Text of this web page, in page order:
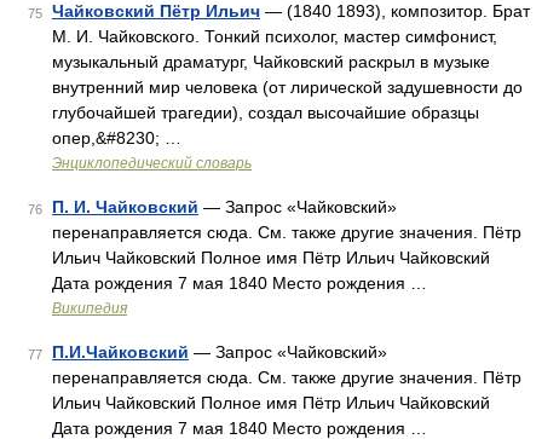
75 Чайковский Пётр Ильич — (1840 1893), композитор. Брат
М. И. Чайковского. Тонкий психолог, мастер симфонист,
музыкальный драматург, Чайковский раскрыл в музыке
внутренний мир человека (от лирической задушевности до
глубочайшей трагедии), создал высочайшие образцы
опер,&#8230; …
Энциклопедический словарь
76 П. И. Чайковский — Запрос «Чайковский»
перенаправляется сюда. Cм. также другие значения. Пётр
Ильич Чайковский Полное имя Пётр Ильич Чайковский
Дата рождения 7 мая 1840 Место рождения …
Википедия
77 П.И.Чайковский — Запрос «Чайковский»
перенаправляется сюда. Cм. также другие значения. Пётр
Ильич Чайковский Полное имя Пётр Ильич Чайковский
Дата рождения 7 мая 1840 Место рождения …